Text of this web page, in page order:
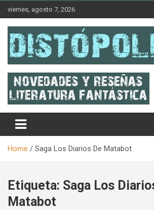
content
viernes, agosto 7, 2026
Distópolis
Home Saga Los Diarios De Matabot
Etiqueta: Saga Los
Matabot